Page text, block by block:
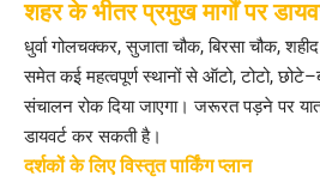
शहर के भीतर प्रमुख मार्गों पर
धुर्वा गोलचक्कर, सुजाता चौक, बिरसा चौक,
समेत कई महत्वपूर्ण स्थानों से ऑटो, टोटो,
संचालन रोक दिया जाएगा। जरूरत पड़ने पर
डायवर्ट कर सकती है।
दर्शकों के लिए विस्तृत पार्किंग प्लान